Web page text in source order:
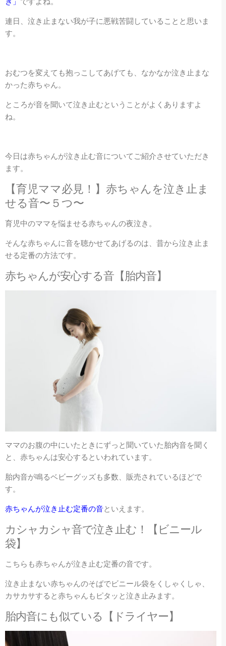
連日、泣き止まない我が子に悪戦苦闘していることと思いま
す。
おむつを変えても抱っこしてあげても、なかなか泣き止まな
かった赤ちゃん。
ところが音を聞いて泣き止むということがよくありますよ
ね。
今日は赤ちゃんが泣き止む音についてご紹介させていただき
ます。
【育児ママ必見！】赤ちゃんを泣き止ま
せる音〜５つ〜
育児中のママを悩ませる赤ちゃんの夜泣き。
そんな赤ちゃんに音を聴かせてあげるのは、昔から泣き止ま
せる定番の方法です。
赤ちゃんが安心する音【胎内音】
ママのお腹の中にいたときにずっと聞いていた胎内音を聞く
と、赤ちゃんは安心するといわれています。
胎内音が鳴るベビーグッズも多数、販売されているほどで
す。
赤ちゃんが泣き止む定番の音といえます。
カシャカシャ音で泣き止む！【ビニール
袋】
こちらも赤ちゃんが泣き止む定番の音です。
泣き止まない赤ちゃんのそばでビニール袋をくしゃくしゃ、
カサカサすると赤ちゃんもピタッと泣き止みます。
胎内音にも似ている【ドライヤー】